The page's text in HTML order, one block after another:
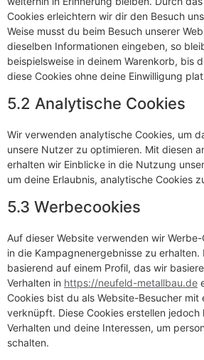
Cookies erleichtern wir dir den Besuch
Weise musst du beim Besuch unserer
dieselben Informationen eingeben, so
beispielsweise in deinem Warenkorb, bis
diese Cookies ohne deine Einwilligung
5.2 Analytische Cookies
Wir verwenden analytische Cookies, um
unsere Nutzer zu optimieren. Mit diesen
erhalten wir Einblicke in die Nutzung
um deine Erlaubnis, analytische Cookies
5.3 Werbecookies
Auf dieser Website verwenden wir
in die Kampagnenergebnisse zu erhalten.
basierend auf einem Profil, das wir
Verhalten in https://neufeld-metallbau.de
Cookies bist du als Website-Besucher mit
verknüpft. Diese Cookies erstellen jedoch
Verhalten und deine Interessen, um
schalten.